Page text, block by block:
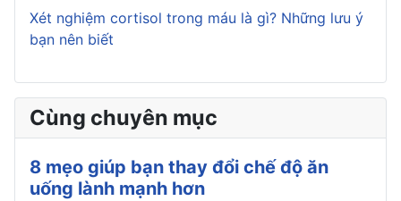
Xét nghiệm cortisol trong máu là gì? Những lưu ý
bạn nên biết
Cùng chuyên mục
8 mẹo giúp bạn thay đổi chế độ ăn
uống lành mạnh hơn